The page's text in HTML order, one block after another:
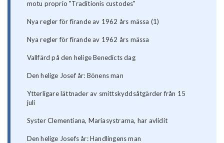
motu proprio "Traditionis custodes"
Nya regler för firande av 1962 års mässa (1)
Nya regler för firande av 1962 års mässa
Vallfärd på den helige Benedicts dag
Den helige Josef år: Bönens man
Ytterligare lättnader av smittskyddsåtgärder från 15
juli
Syster Clementiana, Mariasystrarna, har avlidit
Den helige Josefs år: Handlingens man